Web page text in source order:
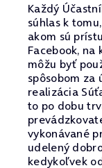
Každý
súhlas k
akom sú
Facebook,
môžu byť
spôsobom za
realizácia
to po dobu
vykonávané
udelený
kedykoľvek